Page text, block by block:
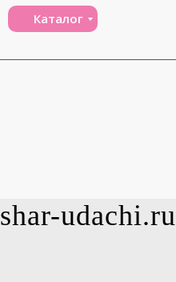
Каталог
shar-udachi.ru